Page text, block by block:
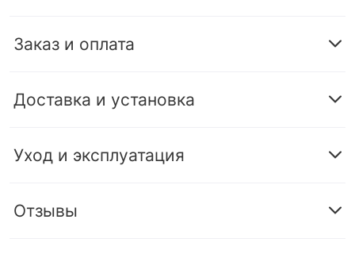
Заказ и оплата
Доставка и установка
Уход и эксплуатация
Отзывы